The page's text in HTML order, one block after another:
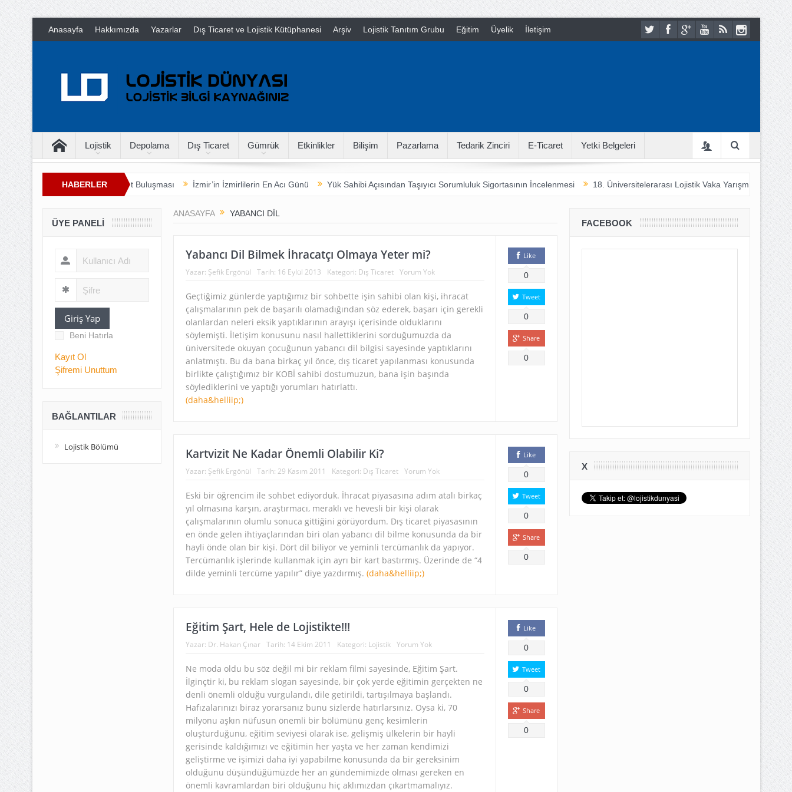
Anasayfa Hakkımızda Yazarlar Dış Ticaret ve Lojistik Kütüphanesi Arşiv Lojistik Tanıtım Grubu Eğitim Üyelik İletişim
Lojistik Depolama Dış Ticaret Gümrük Etkinlikler Bilişim Pazarlama Tedarik Zinciri E-Ticaret Yetki Belgeleri
HABERLER
X. Geleneksel Lojistik ve Ticaret Buluşması İzmir’in İzmirlilerin En Acı Günü Yük Sahibi Açısından Taşıyıcı Sorumluluk Sigortasının İncelenmesi 18. Üniversitelerarası Lojistik Vaka Yarışması 2021
ANASAYFA YABANCI DIL
Yabancı Dil Bilmek İhracatçı Olmaya Yeter mi?
Yazar: Şefik Ergönül Tarih: 16 Eylül 2013 Kategori: Dış Ticaret Yorum Yok
Geçtiğimiz günlerde yaptığımız bir sohbette işin sahibi olan kişi, ihracat
çalışmalarının pek de başarılı olamadığından söz ederek, başarı için gerekli
olanlardan neleri eksik yaptıklarının arayışı içerisinde olduklarını
söylemişti. İletişim konusunu nasıl hallettiklerini sorduğumuzda da
üniversitede okuyan çocuğunun yabancı dil bilgisi sayesinde yaptıklarını
anlatmıştı. Bu da bana birkaç yıl önce, dış ticaret yapılanması konusunda
birlikte çalıştığımız bir KOBİ sahibi dostumuzun, bana işin başında
söylediklerini ve yaptığı yorumları hatırlattı.
(daha&helliip;)
Like
0
Tweet
0
Share
0
Kartvizit Ne Kadar Önemli Olabilir Ki?
Yazar: Şefik Ergönül Tarih: 29 Kasım 2011 Kategori: Dış Ticaret Yorum Yok
Eski bir öğrencim ile sohbet ediyorduk. İhracat piyasasına adım atalı birkaç
yıl olmasına karşın, araştırmacı, meraklı ve hevesli bir kişi olarak
çalışmalarının olumlu sonuca gittiğini görüyordum. Dış ticaret piyasasının
en önde gelen ihtiyaçlarından biri olan yabancı dil bilme konusunda da bir
hayli önde olan bir kişi. Dört dil biliyor ve yeminli tercümanlık da yapıyor.
Tercümanlık işlerinde kullanmak için ayrı bir kart bastırmış. Üzerinde de “4
dilde yeminli tercüme yapılır” diye yazdırmış. (daha&helliip;)
Like
0
Tweet
0
Share
0
Eğitim Şart, Hele de Lojistikte!!!
Yazar: Dr. Hakan Çınar Tarih: 14 Ekim 2011 Kategori: Lojistik Yorum Yok
Ne moda oldu bu söz değil mi bir reklam filmi sayesinde, Eğitim Şart.
İlginçtir ki, bu reklam slogan sayesinde, bir çok yerde eğitimin gerçekten ne
denli önemli olduğu vurgulandı, dile getirildi, tartışılmaya başlandı.
Hafızalarınızı biraz yorarsanız bunu sizlerde hatırlarsınız. Oysa ki, 70
milyonu aşkın nüfusun önemli bir bölümünü genç kesimlerin
oluşturduğunu, eğitim seviyesi olarak ise, gelişmiş ülkelerin bir hayli
gerisinde kaldığımızı ve eğitimin her yaşta ve her zaman kendimizi
geliştirme ve işimizi daha iyi yapabilme konusunda da bir gereksinim
olduğunu düşündüğümüzde her an gündemimizde olması gereken en
önemli kavramlardan biri olduğunu hiç aklımızdan çıkartmamalıyız.
Like
0
Tweet
0
Share
0
ÜYE PANELI
Giriş Yap
Beni Hatırla
Kayıt Ol
Şifremi Unuttum
BAĞLANTILAR
Lojistik Bölümü
FACEBOOK
X